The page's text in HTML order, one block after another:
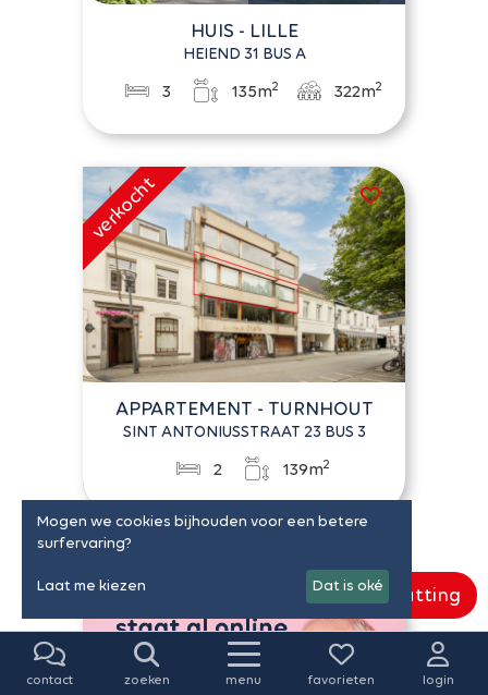
contact zoeken menu favorieten login
HUIS - LILLE
HEIEND 31 BUS A
3 135m2 322m2
APPARTEMENT - TURNHOUT
SINT ANTONIUSSTRAAT 23 BUS 3
2 139m2
Gratis schatting
Mogen we cookies bijhouden voor een betere
surfervaring?
Laat me kiezen Dat is oké